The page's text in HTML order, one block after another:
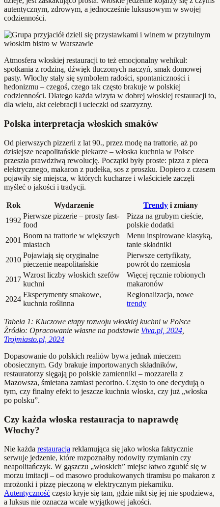
autentycznym, zdrowym, a jednocześnie luksusowym w swojej
codzienności.
Atmosfera włoskiej restauracji to też emocjonalny wehikuł:
spotkania z rodziną, dźwięk tłuczonych naczyń, smak domowej
pasty. Włochy stały się symbolem radości, spontaniczności i
hedonizmu – czegoś, czego tak często brakuje w polskiej
codzienności. Dlatego każda wizyta w dobrej włoskiej restauracji to,
dla wielu, akt celebracji i ucieczki od szarzyzny.
Polska interpretacja włoskich smaków
Od pierwszych pizzerii z lat 90., przez modę na trattorie, aż po
dzisiejsze neapolitańskie piekarze – włoska kuchnia w Polsce
przeszła prawdziwą rewolucję. Początki były proste: pizza z pieca
elektrycznego, makaron z pudełka, sos z proszku. Dopiero z czasem
pojawiły się miejsca, w których kucharze i właściciele zaczęli
myśleć o jakości i tradycji.
Rok Wydarzenie Trendy i zmiany
1992
Pierwsze pizzerie – prosty fast-
food
Pizza na grubym cieście,
polskie dodatki
2001
Boom na trattorie w większych
miastach
Menu inspirowane klasyką,
tanie składniki
2010
Pojawiają się oryginalne
pieczenie neapolitańskie
Pierwsze certyfikaty,
powrót do rzemiosła
2017
Wzrost liczby włoskich szefów
kuchni
Więcej ręcznie robionych
makaronów
2024
Eksperymenty smakowe,
kuchnia roślinna
Regionalizacja, nowe
trendy
Tabela 1: Kluczowe etapy rozwoju włoskiej kuchni w Polsce
Źródło: Opracowanie własne na podstawie Viva.pl, 2024
Trojmiasto.pl, 2024
Dopasowanie do polskich realiów bywa jednak mieczem
obosiecznym. Gdy brakuje importowanych składników,
restauratorzy sięgają po polskie zamienniki – mozzarella z
Mazowsza, śmietana zamiast pecorino. Często to one decydują o
tym, czy finalny efekt to jeszcze kuchnia włoska, czy już „włoska
po polsku”.
Czy każda włoska restauracja to naprawdę
Włochy?
Nie każda restauracja reklamująca się jako włoska faktycznie
serwuje jedzenie, które rozpoznałby rodowity rzymianin czy
neapolitańczyk. W gąszczu „włoskich” miejsc łatwo zgubić się w
morzu imitacji – od masowo produkowanych tiramisu po makaron z
mrożonki i pizzę pieczoną w elektrycznym piekarniku.
Autentyczność często kryje się tam, gdzie nikt się jej nie spodziewa,
a luksus nie oznacza wcale wyjątkowej jakości.